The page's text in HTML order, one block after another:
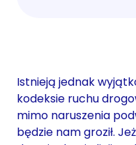
Istnieją jednak
kodeksie ruchu
mimo naruszenia
będzie nam groził.